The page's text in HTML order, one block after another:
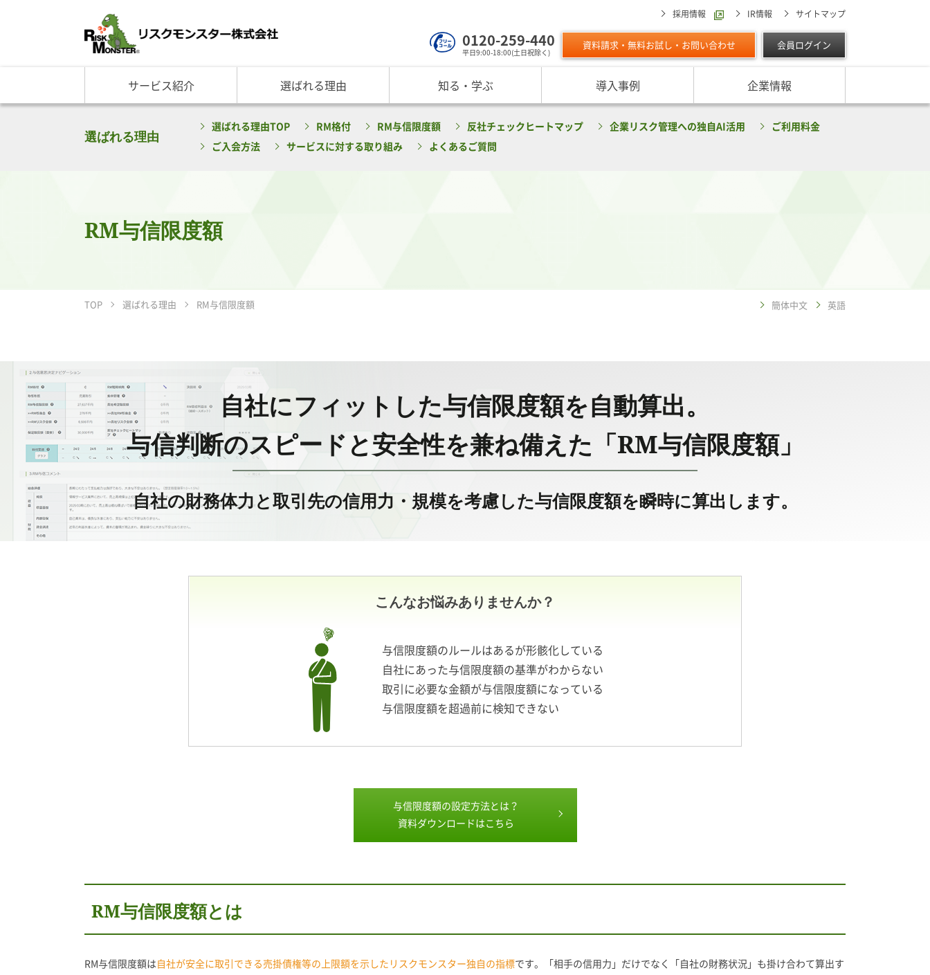
採用情報 IR情報 サイトマップ
0120-259-440
平日9:00-18:00(土日祝除く)
資料請求・無料お試し・お問い合わせ 会員ログイン
サービス紹介
与信管理サービス
反社チェックサービス
企業データ活用サービス
社員研修・リスクマネジメント研修
現在の評価指標に不満がある
反社チェックツールの
最適な与信限度額の設定方法は
選ばれる理由
RM格付
RM与信限度額
反社チェックヒートマップ
企業リスク管理への独自AI活用
サービスのご利用について
ご利用料金
ご入会方法
サービスに対する取り組み
知る・学ぶ
基礎講座
リスモングの与信管理講座
ビジネス実務与信管理検定試験
お役立ちコンテンツ
与信管理の役割が知りたい
リスクモンスターの独自調査レポート
導入事例 企業情報
リスクモンスターについて
トップメッセージ
取り組み
サービス品質向上
ニュース
選ばれる理由
選ばれる理由TOP RM格付 RM与信限度額 反社チェックヒートマップ 企業リスク管理への独自AI活用 ご利用料金
ご入会方法 サービスに対する取り組み よくあるご質問
RM与信限度額
TOP 選ばれる理由 RM与信限度額 簡体中文 英語
自社にフィットした与信限度額を自動算出。
与信判断のスピードと安全性を兼ね備えた「RM与信限度額」
自社の財務体力と取引先の信用力・規模を考慮した与信限度額を瞬時に算出します。
こんなお悩みありませんか？
与信限度額のルールはあるが形骸化している
自社にあった与信限度額の基準がわからない
取引に必要な金額が与信限度額になっている
与信限度額を超過前に検知できない
与信限度額の設定方法とは？
資料ダウンロードはこちら
RM与信限度額とは
RM与信限度額は 自社が安全に取引できる売掛債権等の上限額を示したリスクモンスター独自の指標です。「相手の信用力」だけでなく「自社の財務状況」も掛け合わて算出す